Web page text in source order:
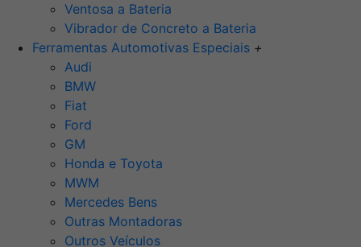
Ventosa a Bateria
Vibrador de Concreto a Bateria
Ferramentas Automotivas Especiais +
Audi
BMW
Fiat
Ford
GM
Honda e Toyota
MWM
Mercedes Bens
Outras Montadoras
Outros Veículos